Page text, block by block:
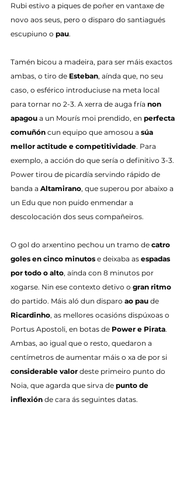
Rubi estivo a piques de poñer en vantaxe de
novo aos seus, pero o disparo do santiagués
escupiuno o pau.
Tamén bicou a madeira, para ser máis exactos
ambas, o tiro de Esteban, aínda que, no seu
caso, o esférico introduciuse na meta local
para tornar no 2-3. A xerra de auga fría non
apagou a un Mourís moi prendido, en perfecta
comuñón cun equipo que amosou a súa
mellor actitude e competitividade. Para
exemplo, a acción do que sería o definitivo 3-3.
Power tirou de picardía servindo rápido de
banda a Altamirano, que superou por abaixo a
un Edu que non puido enmendar a
descolocación dos seus compañeiros.
O gol do arxentino pechou un tramo de catro
goles en cinco minutos e deixaba as espadas
por todo o alto, aínda con 8 minutos por
xogarse. Nin ese contexto detivo o gran ritmo
do partido. Máis aló dun disparo ao pau de
Ricardinho, as mellores ocasións dispúxoas o
Portus Apostoli, en botas de Power e Pirata.
Ambas, ao igual que o resto, quedaron a
centímetros de aumentar máis o xa de por si
considerable valor deste primeiro punto do
Noia, que agarda que sirva de punto de
inflexión de cara ás seguintes datas.